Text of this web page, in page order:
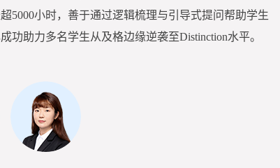
5000小时，善于通过逻辑梳理与引导式提问帮助学生
功助力多名学生从及格边缘逆袭至Distinction水平。